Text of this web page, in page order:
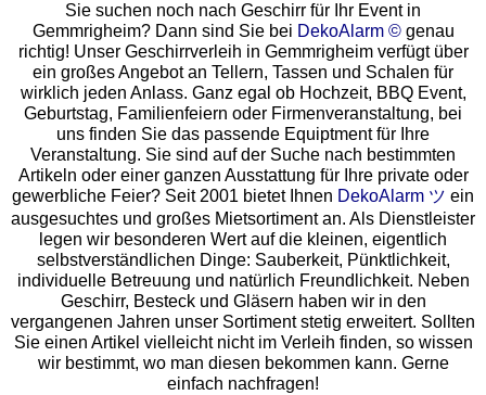
Sie suchen noch nach Geschirr für Ihr Event in
Gemmrigheim? Dann sind Sie bei DekoAlarm ©genau
richtig! Unser Geschirrverleih in Gemmrigheim verfügt über
ein großes Angebot an Tellern, Tassen und Schalen für
wirklich jeden Anlass. Ganz egal ob Hochzeit, BBQ Event,
Geburtstag, Familienfeiern oder Firmenveranstaltung, bei
uns finden Sie das passende Equiptment für Ihre
Veranstaltung. Sie sind auf der Suche nach bestimmten
Artikeln oder einer ganzen Ausstattung für Ihre private oder
gewerbliche Feier? Seit 2001 bietet Ihnen DekoAlarm ツ ein
ausgesuchtes und großes Mietsortiment an. Als Dienstleister
legen wir besonderen Wert auf die kleinen, eigentlich
selbstverständlichen Dinge: Sauberkeit, Pünktlichkeit,
individuelle Betreuung und natürlich Freundlichkeit. Neben
Geschirr, Besteck und Gläsern haben wir in den
vergangenen Jahren unser Sortiment stetig erweitert. Sollten
Sie einen Artikel vielleicht nicht im Verleih finden, so wissen
wir bestimmt, wo man diesen bekommen kann. Gerne
einfach nachfragen!